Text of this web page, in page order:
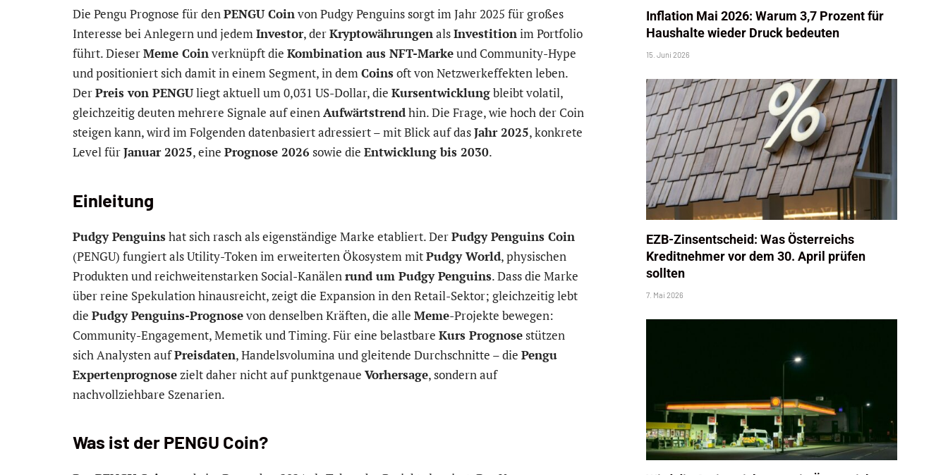
Die Pengu Prognose für denPENGU Coinvon Pudgy Penguins sorgt im Jahr 2025 für großes
Interesse bei Anlegern und jedemInvestor, derKryptowährungenalsInvestitionim Portfolio
führt. DieserMeme Coinverknüpft die Kombination aus NFT-Markeund Community-Hype
und positioniert sich damit in einem Segment, in demCoinsoft von Netzwerkeffekten leben.
DerPreis von PENGUliegt aktuell um 0,031 US-Dollar, die Kursentwicklungbleibt volatil,
gleichzeitig deuten mehrere Signale auf einenAufwärtstrendhin. Die Frage, wie hoch der Coin
steigen kann, wird im Folgenden datenbasiert adressiert – mit Blick auf dasJahr 2025, konkrete
Level fürJanuar 2025, eine Prognose 2026 sowie die Entwicklung bis 2030.
Einleitung
Pudgy Penguinshat sich rasch als eigenständige Marke etabliert. DerPudgy Penguins Coin
(PENGU) fungiert als Utility-Token im erweiterten Ökosystem mitPudgy World, physischen
Produkten und reichweitenstarken Social-Kanälenrund um Pudgy Penguins. Dass die Marke
über reine Spekulation hinausreicht, zeigt die Expansion in den Retail-Sektor; gleichzeitig lebt
die Pudgy Penguins-Prognosevon denselben Kräften, die alle Meme-Projekte bewegen:
Community-Engagement, Memetik und Timing. Für eine belastbare Kurs Prognosestützen
sich Analysten aufPreisdaten, Handelsvolumina und gleitende Durchschnitte – die Pengu
Expertenprognosezielt daher nicht auf punktgenaue Vorhersage, sondern auf
nachvollziehbare Szenarien.
Was ist der PENGU Coin?
Inflation Mai 2026: Warum 3,7 Prozent für
Haushalte wieder Druck bedeuten
15. Juni 2026
EZB-Zinsentscheid: Was Österreichs
Kreditnehmer vor dem 30. April prüfen
sollten
7. Mai 2026